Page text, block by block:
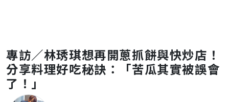
專訪／林琇琪想再開蔥抓餅與快炒店！
分享料理好吃秘訣：「苦瓜其實被誤會
了！」